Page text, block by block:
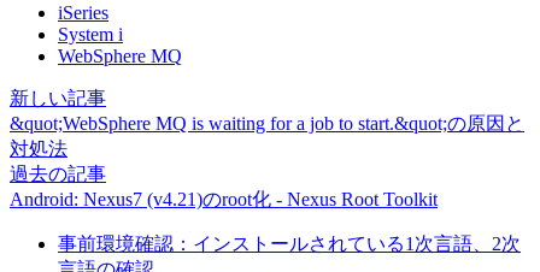
iSeries
System i
WebSphere MQ
新しい記事
&quot;WebSphere MQ is waiting for a job to start.&quot;の原因と
対処法
過去の記事
Android: Nexus7 (v4.21)のroot化 - Nexus Root Toolkit
事前環境確認：インストールされている1次言語、2次